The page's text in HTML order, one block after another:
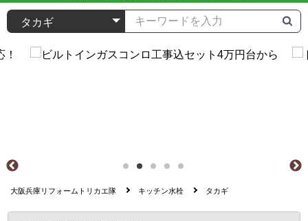
大阪兵庫リフォームトリカエ隊 キッチン水栓 タカギ